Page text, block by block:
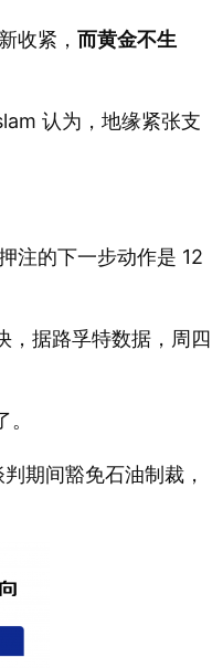
收紧， 而黄金不生
认为，地缘紧张支
注的下一步动作是 12
，据路孚特数据，周四
期间豁免石油制裁，